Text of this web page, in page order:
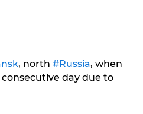
, north #Russia, when
day due to